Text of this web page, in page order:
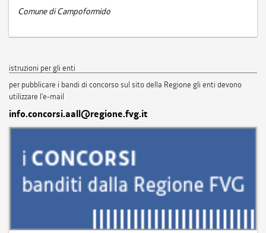
Comune di Campoformido
istruzioni per gli enti
per pubblicare i bandi di concorso sul sito della Regione gli enti devono
utilizzare l'e-mail
info.concorsi.aall@regione.fvg.it